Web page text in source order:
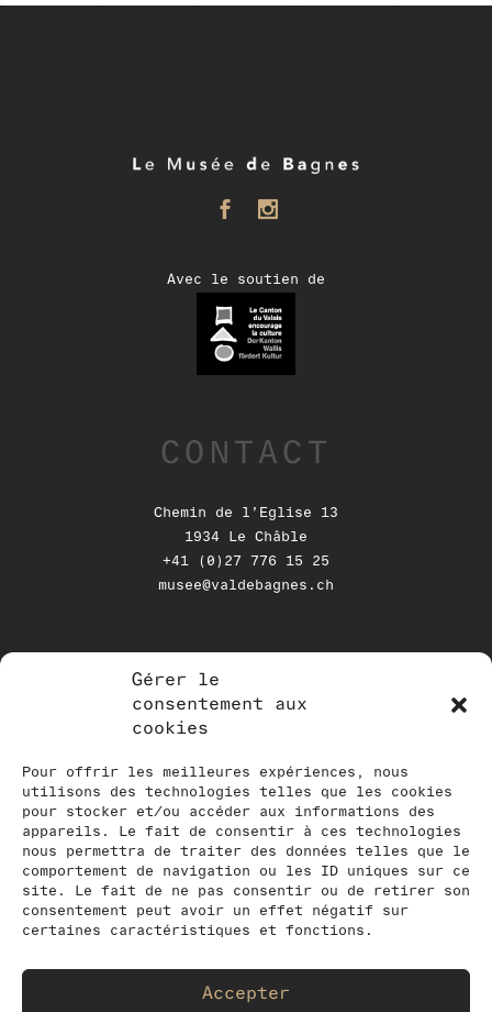
Gérer le
consentement aux
cookies
Pour offrir les meilleures expériences, nous
utilisons des technologies telles que les cookies
pour stocker et/ou accéder aux informations des
appareils. Le fait de consentir à ces technologies
nous permettra de traiter des données telles que le
comportement de navigation ou les ID uniques sur ce
site. Le fait de ne pas consentir ou de retirer son
consentement peut avoir un effet négatif sur
certaines caractéristiques et fonctions.
Accepter
Avec le soutien de
CONTACT
Chemin de l’Eglise 13
1934 Le Châble
+41 (0)27 776 15 25
musee@valdebagnes.ch
NEWSLETTER
activités en vous inscrivant à notre
newsletter